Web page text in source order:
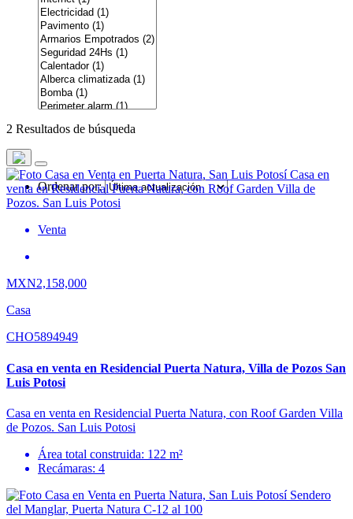
2 Resultados de búsqueda
Ordenar por:
Venta
MXN2,158,000
Casa
CHO5894949
Casa en venta en Residencial Puerta Natura, Villa de Pozos San
Luis Potosi
Casa en venta en Residencial Puerta Natura, con Roof Garden Villa
de Pozos. San Luis Potosi
Área total construida: 122 m²
Recámaras: 4